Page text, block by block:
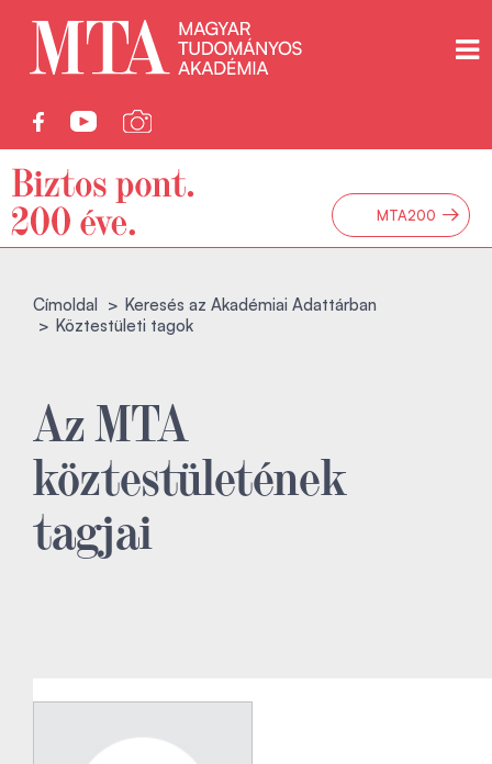
MTA200 →
Címoldal
Keresés az Akadémiai Adattárban
Köztestületi tagok
Az MTA
köztestületének
tagjai